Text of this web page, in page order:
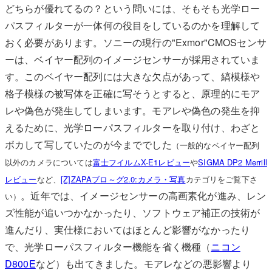
どちらが優れてるの？という問いには、そもそも光学ロー
パスフィルターが一体何の役目をしているのかを理解して
おく必要があります。ソニーの現行の"Exmor"CMOSセンサ
ーは、ベイヤー配列のイメージセンサーが採用されていま
す。このベイヤー配列には大きな欠点があって、縞模様や
格子模様の被写体を正確に写そうとすると、原理的にモア
レや偽色が発生してしまいます。モアレや偽色の発生を抑
えるために、光学ローパスフィルターを取り付け、わざと
ボカして写していたのが今まででした （一般的なベイヤー配列
以外のカメラについては富士フイルムX-E1レビューやSIGMA DP2 Merrill
レビューなど、[Z]ZAPAブロ～グ2.0:カメラ・写真カテゴリをご覧下さ
い） 。近年では、イメージセンサーの高画素化が進み、レン
ズ性能が追いつかなかったり、ソフトウェア補正の技術が
進んだり、実仕様においてはほとんど影響がなかったり
で、光学ローパスフィルター機能を省く機種（ニコン
D800Eなど）も出てきました。モアレなどの悪影響より